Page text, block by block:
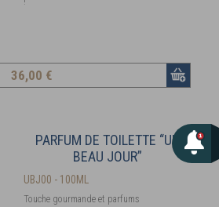
36,00 €
PARFUM DE TOILETTE “UN
BEAU JOUR”
UBJ00 - 100ML
Touche gourmande et parfums